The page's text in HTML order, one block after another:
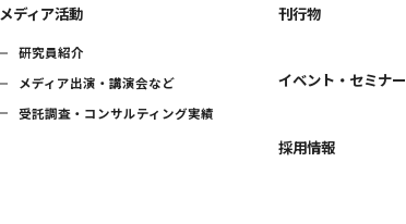
メディア活動
研究員紹介
メディア出演・講演会など
受託調査・コンサルティング実績
刊行物
イベント・セミナー
採用情報